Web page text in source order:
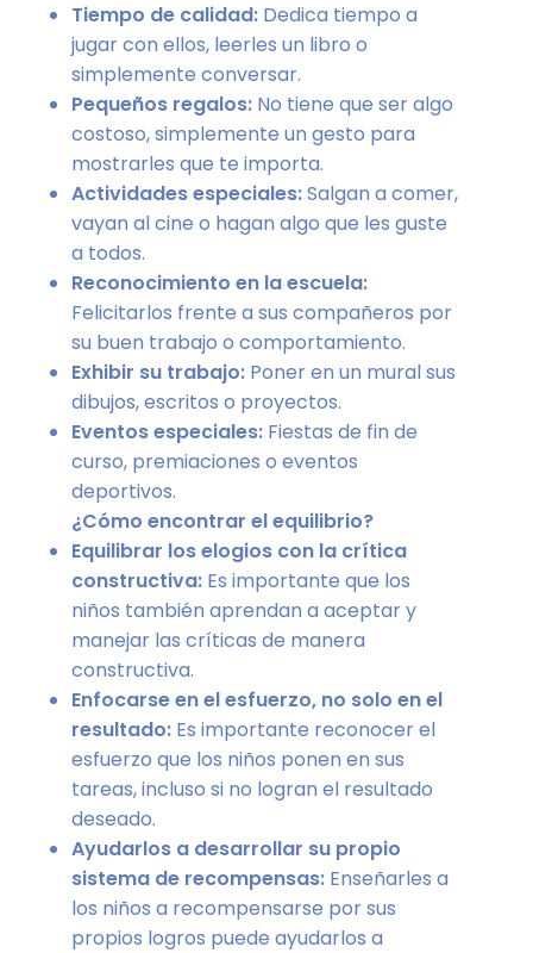
Tiempo de calidad: Dedica tiempo a
jugar con ellos, leerles un libro o
simplemente conversar.
Pequeños regalos: No tiene que ser algo
costoso, simplemente un gesto para
mostrarles que te importa.
Actividades especiales:Salgan a comer,
vayan al cine o hagan algo que les guste
a todos.
Reconocimiento en la escuela:
Felicitarlos frente a sus compañeros por
su buen trabajo o comportamiento.
Exhibir su trabajo: Poner en un mural sus
dibujos, escritos o proyectos.
Eventos especiales: Fiestas de fin de
curso, premiaciones o eventos
deportivos.
¿Cómo encontrar el equilibrio?
Equilibrar los elogios con la crítica
constructiva: Es importante que los
niños también aprendan a aceptar y
manejar las críticas de manera
constructiva.
Enfocarse en el esfuerzo, no solo en el
resultado: Es importante reconocer el
esfuerzo que los niños ponen en sus
tareas, incluso si no logran el resultado
deseado.
Ayudarlos a desarrollar su propio
sistema de recompensas: Enseñarles a
los niños a recompensarse por sus
propios logros puede ayudarlos a